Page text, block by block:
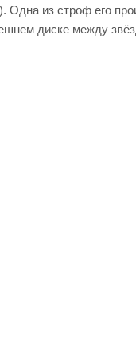
из строф его
диске между